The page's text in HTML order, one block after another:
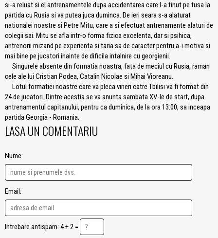
si-a reluat si el antrenamentele dupa accidentarea care l-a tinut pe tusa la
partida cu Rusia si va putea juca duminca. De ieri seara s-a alaturat
nationalei noastre si Petre Mitu, care a si efectuat antrenamente alaturi de
colegii sai. Mitu se afla intr-o forma fizica excelenta, dar si psihica,
antrenorii mizand pe experienta si taria sa de caracter pentru a-i motiva si
mai bine pe jucatori inainte de dificila intalnire cu georgienii.
Singurele absente din formatia noastra, fata de meciul cu Rusia, raman
cele ale lui Cristian Podea, Catalin Nicolae si Mihai Vioreanu.
Lotul formatiei noastre care va pleca vineri catre Tbilisi va fi format din
24 de jucatori. Dintre acestia se va anunta sambata XV-le de start, dupa
antrenamentul capitanului, pentru ca duminica, de la ora 13:00, sa inceapa
partida Georgia - Romania.
LASA UN COMENTARIU
Nume:
Email:
Intrebare antispam: 4 + 2 =